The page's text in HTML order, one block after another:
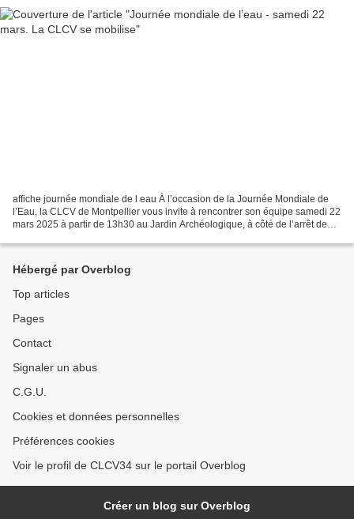
affiche journée mondiale de l eau À l’occasion de la Journée Mondiale de
l’Eau, la CLCV de Montpellier vous invite à rencontrer son équipe samedi 22
mars 2025 à partir de 13h30 au Jardin Archéologique, à côté de l’arrêt de
Hébergé par Overblog
Top articles
Pages
Contact
Signaler un abus
C.G.U.
Cookies et données personnelles
Préférences cookies
Voir le profil de CLCV34 sur le portail Overblog
Créer un blog sur Overblog